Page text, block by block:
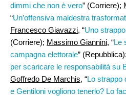
dimmi che non è vero” (Corriere);
“Un’offensiva maldestra
Francesco Giavazzi, “Uno
(Corriere); Massimo Giannini, “Le
campagna elettorale” (Repubblica);
per scaricare le responsabilità su
Goffredo De Marchis, “Lo strappo
e Gentiloni vogliono tenerlo? Lo